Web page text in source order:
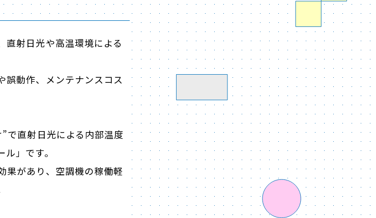
直射日光や高温環境による
誤動作、メンテナンスコス
で直射日光による内部温度
」です。
果があり、空調機の稼働軽